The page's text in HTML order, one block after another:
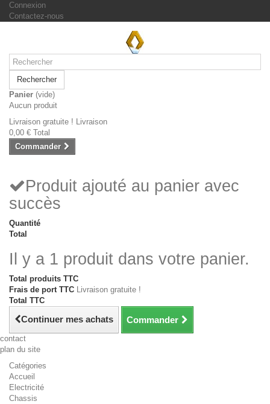
Connexion
Contactez-nous
Rechercher
Panier (vide)
Aucun produit
Livraison gratuite ! Livraison
0,00 € Total
Commander
Produit ajouté au panier avec
succès
Quantité
Total
Il y a 1 produit dans votre panier.
Total produits TTC
Frais de port TTC Livraison gratuite !
Total TTC
Continuer mes achats Commander
contact
plan du site
Catégories
Accueil
Electricité
Chassis